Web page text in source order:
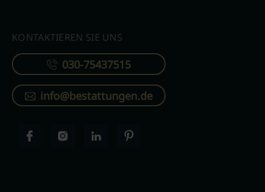
KONTAKTIEREN SIE UNS
030-75437515
info@bestattungen.de